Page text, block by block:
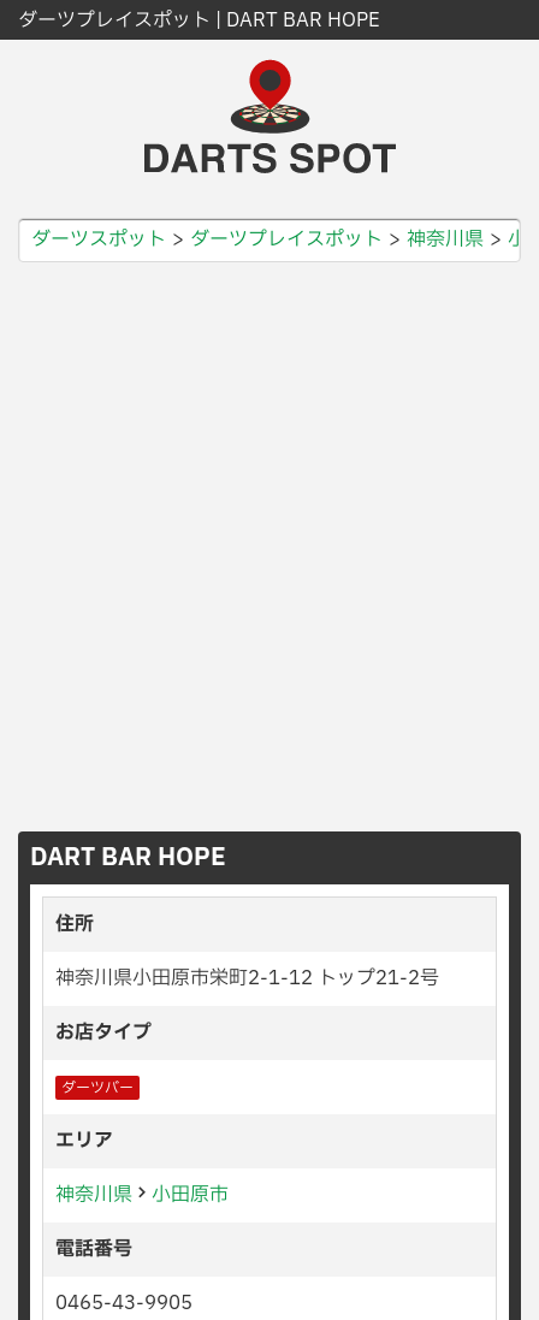
ダーツプレイスポット | DART BAR HOPE
ダーツスポット ダーツプレイスポット 神奈川県 小
DART BAR HOPE
住所
神奈川県小田原市栄町2-1-12 トップ21-2号
お店タイプ
ダーツバー
エリア
神奈川県
小田原市
電話番号
0465-43-9905